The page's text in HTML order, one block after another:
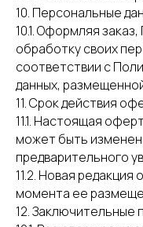
10. Персональные
10.1. Оформляя
обработку своих
соответствии с
данных,
11. Срок действия
11.1. Настоящая
может быть
предварительного
11.2. Новая
момента ее
12. Заключительные
Политика обработки
©2026
ООО «Полезные Сладости»
Юридический адрес: 170040, г.
Старицкое шоссе, д. 27
ИНН 6952318310